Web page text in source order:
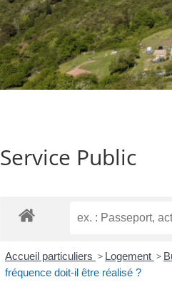
Service Public
Accueil particuliers > Logement >
fréquence doit-il être réalisé ?